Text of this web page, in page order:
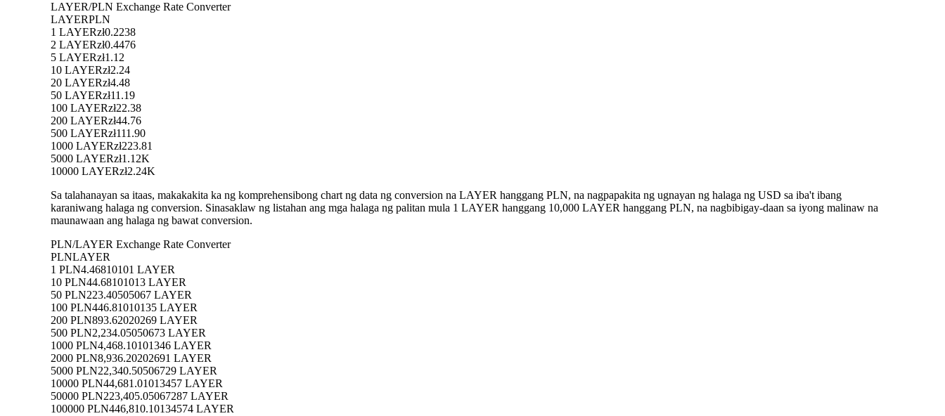
LAYER/PLN Exchange Rate Converter
LAYERPLN
1 LAYERzł0.2238
2 LAYERzł0.4476
5 LAYERzł1.12
10 LAYERzł2.24
20 LAYERzł4.48
50 LAYERzł11.19
100 LAYERzł22.38
200 LAYERzł44.76
500 LAYERzł111.90
1000 LAYERzł223.81
5000 LAYERzł1.12K
10000 LAYERzł2.24K
Sa talahanayan sa itaas, makakakita ka ng komprehensibong chart ng data ng conversion na LAYER hanggang PLN, na nagpapakita ng ugnayan ng halaga ng USD sa iba't ibang
karaniwang halaga ng conversion. Sinasaklaw ng listahan ang mga halaga ng palitan mula 1 LAYER hanggang 10,000 LAYER hanggang PLN, na nagbibigay-daan sa iyong malinaw na
maunawaan ang halaga ng bawat conversion.
PLN/LAYER Exchange Rate Converter
PLNLAYER
1 PLN4.46810101 LAYER
10 PLN44.68101013 LAYER
50 PLN223.40505067 LAYER
100 PLN446.81010135 LAYER
200 PLN893.62020269 LAYER
500 PLN2,234.05050673 LAYER
1000 PLN4,468.10101346 LAYER
2000 PLN8,936.20202691 LAYER
5000 PLN22,340.50506729 LAYER
10000 PLN44,681.01013457 LAYER
50000 PLN223,405.05067287 LAYER
100000 PLN446,810.10134574 LAYER